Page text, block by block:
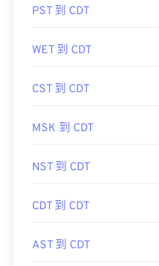
PST 到 CDT
WET 到 CDT
CST 到 CDT
MSK 到 CDT
NST 到 CDT
CDT 到 CDT
AST 到 CDT